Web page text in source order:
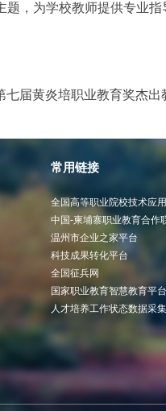
，为学校教师提供专业指
届黄炎培职业教育奖杰出
常用链接
全国高等职业院校技术应
中国-柬埔寨职业教育合作
温州市企业之家平台
科技成果转化平台
全国征兵网
国家职业教育智慧教育平台
人才培养工作状态数据采